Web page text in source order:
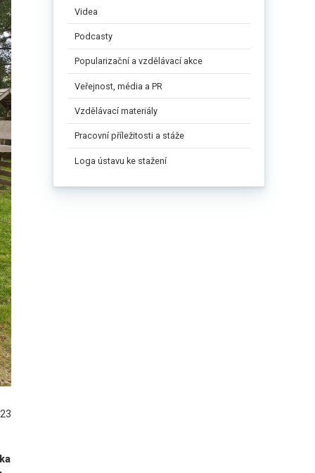
Videa
Podcasty
Popularizační a vzdělávací akce
Veřejnost, média a PR
Vzdělávací materiály
Pracovní příležitosti a stáže
Loga ústavu ke stažení